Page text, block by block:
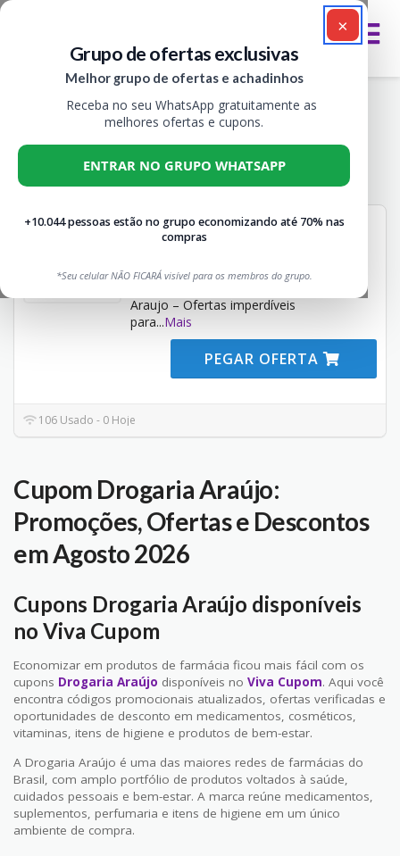
×
Grupo de ofertas exclusivas
Melhor grupo de ofertas e achadinhos
Receba no seu WhatsApp gratuitamente as
melhores ofertas e cupons.
ENTRAR NO GRUPO WHATSAPP
+10.044 pessoas estão no grupo economizando até 70% nas
compras
*Seu celular NÃO FICARÁ visível para os membros do grupo.
Cupons Drogaria Araújo, Ofertas e
Todos 1
LEVE MAIS POR MENOS
DROGARIA ARAUJO
DEAL
Leve Mais por Menos Drogaria
Araujo – Ofertas imperdíveis
para...Mais
PEGAR OFERTA
106 Usado - 0 Hoje
Cupom Drogaria Araújo:
Promoções, Ofertas e Descontos
em Agosto 2026
Cupons Drogaria Araújo disponíveis
no Viva Cupom
Economizar em produtos de farmácia ficou mais fácil com os
cupons Drogaria Araújo disponíveis no Viva Cupom. Aqui você
encontra códigos promocionais atualizados, ofertas verificadas e
oportunidades de desconto em medicamentos, cosméticos,
vitaminas, itens de higiene e produtos de bem-estar.
A Drogaria Araújo é uma das maiores redes de farmácias do
Brasil, com amplo portfólio de produtos voltados à saúde,
cuidados pessoais e bem-estar. A marca reúne medicamentos,
suplementos, perfumaria e itens de higiene em um único
ambiente de compra.